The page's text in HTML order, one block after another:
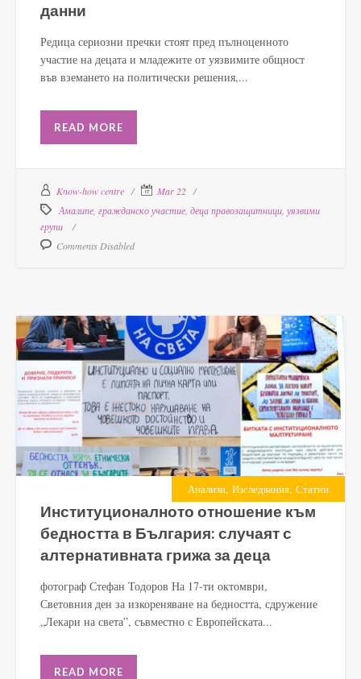
данни
Редица сериозни пречки стоят пред пълноценното
участие на децата и младежите от уязвимите общност
във вземането на политически решения,...
READ MORE
Know-how centre
Mar 22
Амалипе гражданско участие деца правозащитници уязвими
групи
Comments Disabled
Анализи, Изследвания, Статии
Институционалното отношение към
бедността в България: случаят с
алтернативната грижа за деца
фотограф Стефан Тодоров На 17-ти октомври,
Световния ден за изкореняване на бедността, сдружение
„Лекари на света”, съвместно с Европейската...
READ MORE